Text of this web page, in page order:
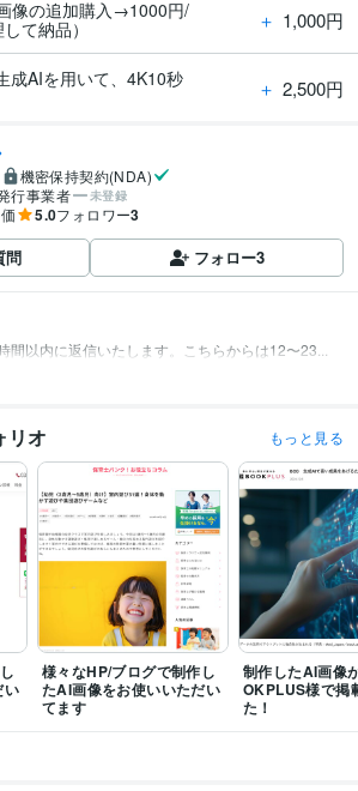
像の追加購入→1000円/
て納品）
＋ 1,000円
成AIを用いて、4K10秒
＋ 2,500円
機密保持契約(NDA)
行事業者
未登録
5.0フォロワー3
問 フォロー3
間以内に返信いたします。こちらからは12〜23...
リオ もっと見る
い
様々なHP/ブログで制作し
たAI画像をお使いいただい
てます
制作したAI画像
OKPLUS様で掲
た！